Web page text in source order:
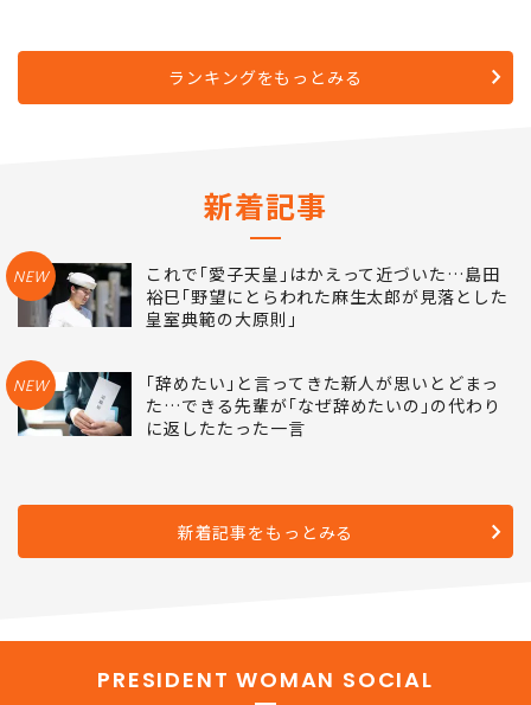
ランキングをもっとみる
新着記事
NEW
これで｢愛子天皇｣はかえって近づいた…島田
裕巳｢野望にとらわれた麻生太郎が見落とした
皇室典範の大原則｣
NEW
｢辞めたい｣と言ってきた新人が思いとどまっ
た…できる先輩が｢なぜ辞めたいの｣の代わり
に返したたった一言
新着記事をもっとみる
PRESIDENT WOMAN SOCIAL